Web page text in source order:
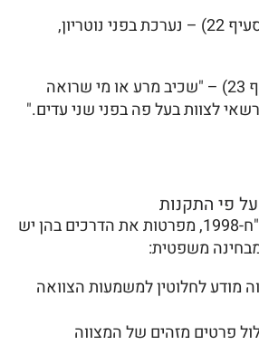
(סעיף 22) – נערכת בפני נוטריון,
(סעיף 23) – "שכיב מרע או מי שרואה
לצוות בעל פה בפני שני עדים."
פי התקנות
תקנות הירושה, תשנ"ח-1998, מפרטות את הדרכים בהן יש
משפטית:
מודע לחלוטין למשמעות הצוואה
פרטים מזהים של המצווה